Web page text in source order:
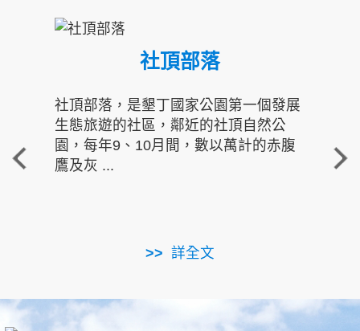
社頂部落
社頂部落，是墾丁國家公園第一個發展
生態旅遊的社區，鄰近的社頂自然公
園，每年9、10月間，數以萬計的赤腹
鷹及灰 ...
詳全文
重
走進